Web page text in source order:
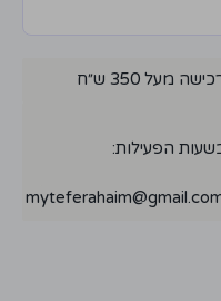
350 ש״ח
הפעילות:
myteferahaim@gmail.com